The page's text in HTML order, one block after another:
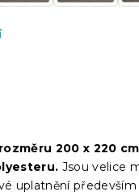
rozměru 200 x 220
Jsou velice
uplatnění